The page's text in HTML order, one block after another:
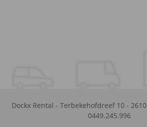
Dockx Rental - Terbekehofdreef 10 - 2610
0449.245.996